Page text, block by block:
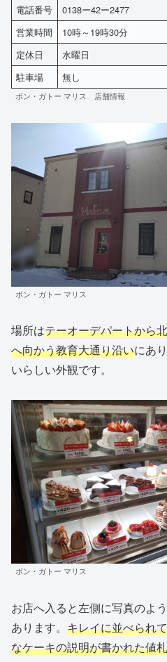
電話番号
0138ー42ー2477
営業時間
10時～19時30分
定休日
水曜日
駐車場
無し
ボン・ガトー マリス 店舗情報
ボン・ガトー マリス
場所はテーオーデパートから
へ向かう教育大通り沿いにあ
いらしい外観です。
ボン・ガトー マリス
お店へ入ると左側に写真のよ
あります。 キレイに並べられ
なケーキの説明が書かれた値